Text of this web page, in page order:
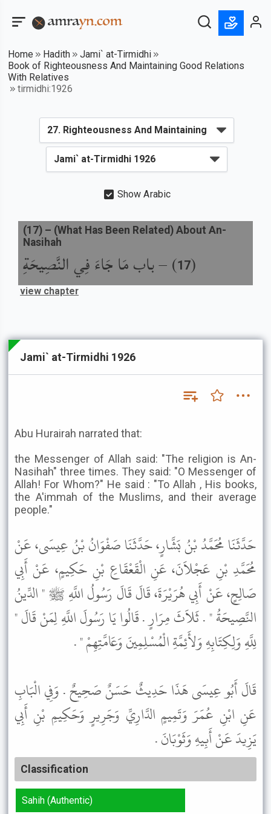
Home Hadith
Jami` at-Tirmidhi
Book of Righteousness And Maintaining Good Relations
With Relatives
tirmidhi:1926
Show Arabic
(
17
) –باب مَا جَاءَ فِي النَّصِيحَةِ
(17) – (What Has Been Related) About An-
Nasihah
view chapter
Jami` at-Tirmidhi 1926
Abu Hurairah narrated that:
the Messenger of Allah said: "The religion is An-
Nasihah" three times. They said: "O Messenger of
Allah! For Whom?" He said : "To Allah , His books,
the A'immah of the Muslims, and their average
people."
حَدَّثَنَا مُحَمَّدُ بْنُ بَشَّارٍ، حَدَّثَنَا صَفْوَانُ بْنُ عِيسَى، عَنْ
مُحَمَّدِ بْنِ عَجْلاَنَ، عَنِ الْقَعْقَاعِ بْنِ حَكِيمٍ، عَنْ أَبِي
صَالِحٍ، عَنْ أَبِي هُرَيْرَةَ، قَالَ قَالَ رَسُولُ اللَّهِ ﷺ " الدِّينُ
النَّصِيحَةُ " . ثَلاَثَ مِرَارٍ . قَالُوا يَا رَسُولَ اللَّهِ لِمَنْ قَالَ "
لِلَّهِ وَلِكِتَابِهِ وَلأَئِمَّةِ الْمُسْلِمِينَ وَعَامَّتِهِمْ " .
قَالَ أَبُو عِيسَى هَذَا حَدِيثٌ حَسَنٌ صَحِيحٌ . وَفِي الْبَابِ
عَنِ ابْنِ عُمَرَ وَتَمِيمٍ الدَّارِيِّ وَجَرِيرٍ وَحَكِيمِ بْنِ أَبِي
يَزِيدَ عَنْ أَبِيهِ وَثَوْبَانَ .
Classification
Sahih (Authentic)